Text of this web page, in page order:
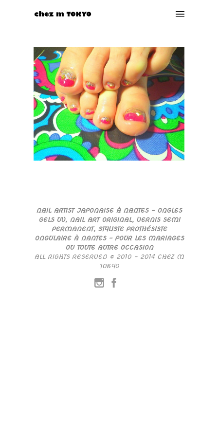
NAIL ARTIST JAPONAISE À NANTES – ONGLES
GELS UV, NAIL ART ORIGINAL, VERNIS SEMI
PERMANENT, STYLISTE PROTHÉSISTE
ONGULAIRE À NANTES – POUR LES MARIAGES
OU TOUTE AUTRE OCCASION
ALL RIGHTS RESERVED © 2010 – 2014 CHEZ M
TOKYO